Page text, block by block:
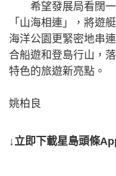
希望發展局看闊一
「山海相連」，將遊
海洋公園更緊密地串
合船遊和登島行山，
特色的旅遊新亮點。
姚柏良
↓立即下載星島頭條